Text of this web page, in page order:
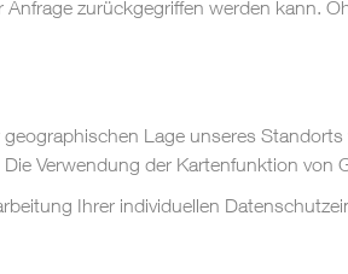
zurückgegriffen werden kann.
Lage unseres
Die Verwendung der Kartenfunktion
Ihrer individuellen